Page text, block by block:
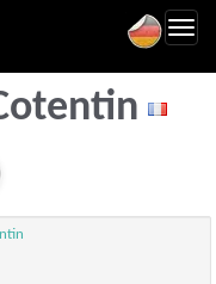
Butte -